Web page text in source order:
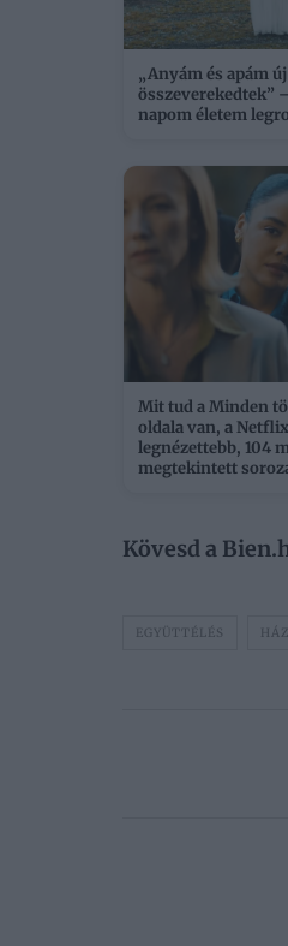
„Anyám és apám új
összeverekedtek”
napom életem
Mit tud a Minden
oldala van, a
legnézettebb, 104
megtekintett
Kövesd a
EGYÜTTÉLÉS